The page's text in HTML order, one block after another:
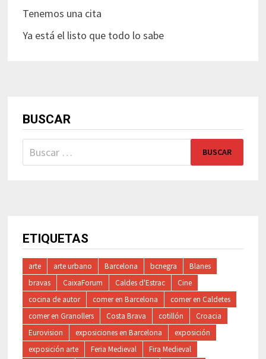
Tenemos una cita
Ya está el listo que todo lo sabe
BUSCAR
Buscar:
ETIQUETAS
arte arte urbano Barcelona bcnegra
Blanes
bravas
CaixaForum Caldes d'Estrac
Cine
cocina de autor
comer en Barcelona
comer en Caldetes
comer en Granollers
Costa Brava cotillón
Croacia
Eurovision
exposiciones en Barcelona
exposición
exposición arte
Feria Medieval
Fira Medieval